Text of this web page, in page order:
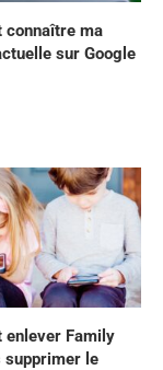
connaître ma
sur Google
enlever Family
supprimer le